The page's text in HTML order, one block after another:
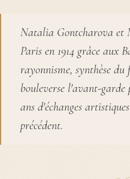
Natalia Gontcharova
Paris en 1914 grâce aux
rayonnisme, synthèse
bouleverse l'avant-
ans d'échanges
précédent.